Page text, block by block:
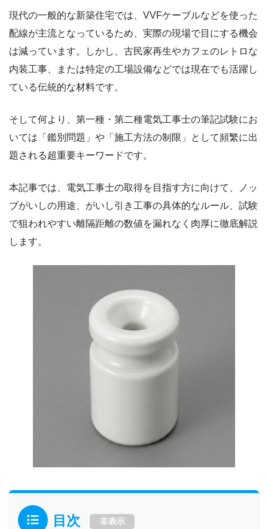
現代の一般的な新築住宅では、VVFケーブルなどを使った
配線が主流となっているため、実際の現場で目にする機会
は減っています。しかし、古民家再生やカフェのレトロな
内装工事、または特定の工場設備などでは現在でも活躍し
ている伝統的な材料です。
そして何より、第一種・第二種電気工事士の筆記試験にお
いては「鑑別問題」や「施工方法の制限」として頻繁に出
題される超重要キーワードです。
本記事では、電気工事士の取得を目指す方に向けて、ノッ
ブがいしの用途、がいし引き工事の具体的なルール、試験
で狙われやすい離隔距離の数値を漏れなく肉厚に徹底解説
します。
目次 非表示